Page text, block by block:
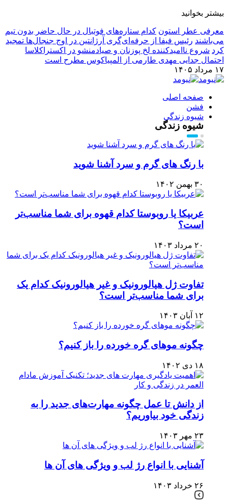
بیشتر بخوانید
معرفی عطر استون کدام ستاره‌های فوتبال در حال حاضر بدون تیم
می‌باشند رئیس فیفا از حرفه‌ای‌گری آرژانتین در اوج جنجال‌ها تمجید
کرد شروع ناامیدکننده لخ پوزنان و صیادمنشو در اکستراکلاسا
احتمال جدایی مهدی طارمی از المپیاکوس مطرح است
۱۷ مرداد ۱۴۰۵
صفحه اصلی
فشن
شیوه زندگی
شیوه زندگی
با رنگ های گرم و سرد آشنا شوید
۳۰ بهمن ۱۴۰۲
عربیکا یا روبوستا کدام قهوه برای شما مناسب‌تر
است؟
۲۰ مرداد ۱۴۰۳
تفاوت ژل هیالورونیک و غیر هیالورونیک کدام یک
برای شما مناسب‌تر است؟
۱۲ آبان ۱۴۰۳
چگونه موهای گره خورده را باز کنیم؟
۱۸ دی ۱۴۰۲
از دانش تا عمل چگونه مهارت‌های جدید را به
زندگی خود بیاوریم؟
۲۳ مهر ۱۴۰۳
آشنایی با انواع رژ لب و ویژگی های آن ها
۲۶ خرداد ۱۴۰۳